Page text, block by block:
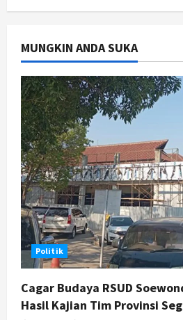
3
Cantik
4
Jogja
Jasa Marga
Tol Jogja-
Progres 98
Agustus 6, 2026
5
Politik
Karwito
Desa
Bertahap
Agustus 6, 2026
MUNGKIN ANDA SUKA
Politik
Cagar Budaya RSUD
Hasil Kajian Tim Provinsi